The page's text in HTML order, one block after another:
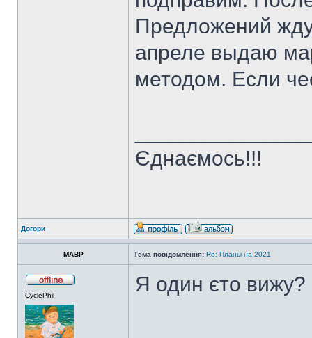
Предложений
апреле выдаю
методом. Если
Єднаємось!!!
Догори
MABP Тема повідомлення: Re: Планы на 2021
CyclePhil Я один єто